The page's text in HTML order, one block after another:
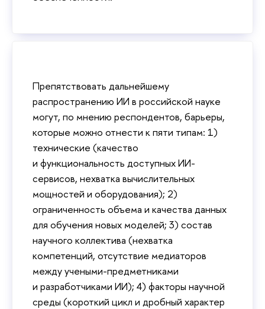
Препятствовать дальнейшему
распространению ИИ в российской науке
могут, по мнению респондентов, барьеры,
которые можно отнести к пяти типам: 1)
технические (качество
и функциональность доступных ИИ-
сервисов, нехватка вычислительных
мощностей и оборудования); 2)
ограниченность объема и качества данных
для обучения новых моделей; 3) состав
научного коллектива (нехватка
компетенций, отсутствие медиаторов
между учеными-предметниками
и разработчиками ИИ); 4) факторы научной
среды (короткий цикл и дробный характер